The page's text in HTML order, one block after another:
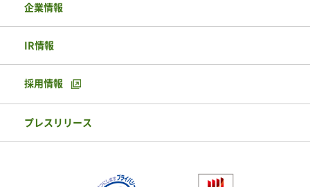
企業情報
IR情報
採用情報
プレスリリース